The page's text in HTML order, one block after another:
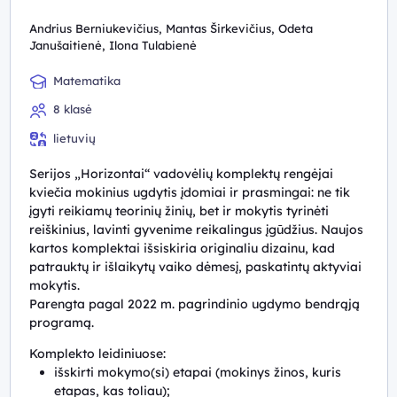
Andrius Berniukevičius, Mantas Širkevičius, Odeta
Janušaitienė, Ilona Tulabienė
Matematika
8 klasė
lietuvių
Serijos „Horizontai“ vadovėlių komplektų rengėjai
kviečia mokinius ugdytis įdomiai ir prasmingai: ne tik
įgyti reikiamų teorinių žinių, bet ir mokytis tyrinėti
reiškinius, lavinti gyvenime reikalingus įgūdžius. Naujos
kartos komplektai išsiskiria originaliu dizainu, kad
patrauktų ir išlaikytų vaiko dėmesį, paskatintų aktyviai
mokytis.
Parengta pagal 2022 m. pagrindinio ugdymo bendrąją
programą.
Komplekto leidiniuose:
išskirti mokymo(si) etapai (mokinys žinos, kuris
etapas, kas toliau);